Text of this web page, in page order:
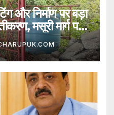
और निर्माण पर बड़ा
मसूरी मार्ग पर